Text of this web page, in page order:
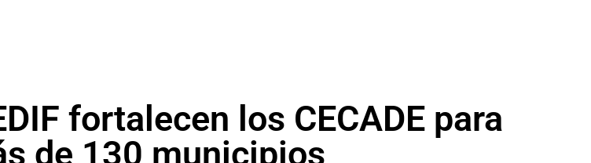
fortalecen los CECADE para
de 130 municipios